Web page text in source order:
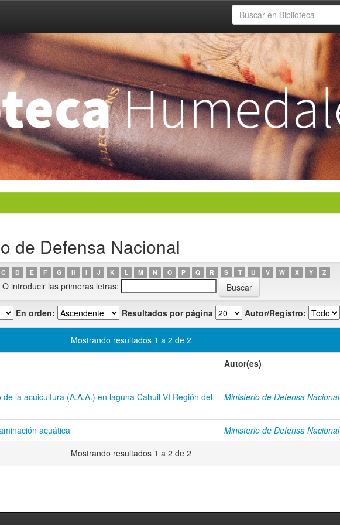
de Defensa Nacional
C D E F G H I J K L M N O P Q R S T U V W X Y Z
O introducir las primeras letras:
En orden: Resultados por página Autor/Registro:
Mostrando resultados 1 a 2 de 2
Autor(es)
la acuicultura (A.A.A.) en laguna Cahuil VI Región del
Ministerio de Defensa Nacional
acuática
Ministerio de Defensa Nacional
Mostrando resultados 1 a 2 de 2